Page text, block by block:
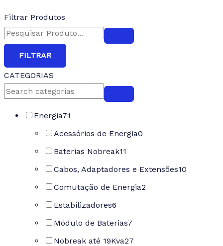
Filtrar Produtos
FILTRAR
CATEGORIAS
Energia71
Acessórios de Energia0
Baterias Nobreak11
Cabos, Adaptadores e Extensões10
Comutação de Energia2
Estabilizadores6
Módulo de Baterias7
Nobreak até 19Kva27